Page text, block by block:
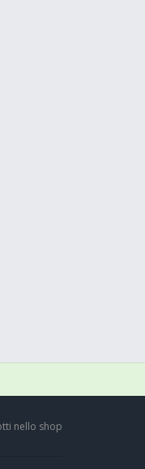
nello shop